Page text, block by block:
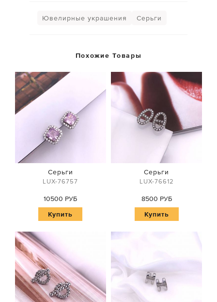
Ювелирные украшения Серьги
Похожие Товары
Серьги
LUX-76757
10500 РУБ
Купить
Серьги
LUX-76612
8500 РУБ
Купить